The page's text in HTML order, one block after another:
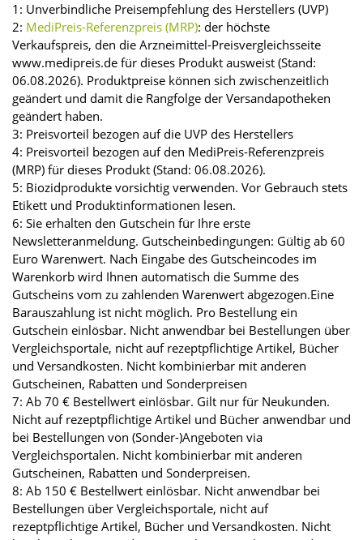
1: Unverbindliche Preisempfehlung des Herstellers (UVP)
2: MediPreis-Referenzpreis (MRP): der höchste
Verkaufspreis, den die Arzneimittel-Preisvergleichsseite
www.medipreis.de für dieses Produkt ausweist (Stand:
06.08.2026). Produktpreise können sich zwischenzeitlich
geändert und damit die Rangfolge der Versandapotheken
geändert haben.
3: Preisvorteil bezogen auf die UVP des Herstellers
4: Preisvorteil bezogen auf den MediPreis-Referenzpreis
(MRP) für dieses Produkt (Stand: 06.08.2026).
5: Biozidprodukte vorsichtig verwenden. Vor Gebrauch stets
Etikett und Produktinformationen lesen.
6: Sie erhalten den Gutschein für Ihre erste
Newsletteranmeldung. Gutscheinbedingungen: Gültig ab 60
Euro Warenwert. Nach Eingabe des Gutscheincodes im
Warenkorb wird Ihnen automatisch die Summe des
Gutscheins vom zu zahlenden Warenwert abgezogen.Eine
Barauszahlung ist nicht möglich. Pro Bestellung ein
Gutschein einlösbar. Nicht anwendbar bei Bestellungen über
Vergleichsportale, nicht auf rezeptpflichtige Artikel, Bücher
und Versandkosten. Nicht kombinierbar mit anderen
Gutscheinen, Rabatten und Sonderpreisen
7: Ab 70 € Bestellwert einlösbar. Gilt nur für Neukunden.
Nicht auf rezeptpflichtige Artikel und Bücher anwendbar und
bei Bestellungen von (Sonder-)Angeboten via
Vergleichsportalen. Nicht kombinierbar mit anderen
Gutscheinen, Rabatten und Sonderpreisen.
8: Ab 150 € Bestellwert einlösbar. Nicht anwendbar bei
Bestellungen über Vergleichsportale, nicht auf
rezeptpflichtige Artikel, Bücher und Versandkosten. Nicht